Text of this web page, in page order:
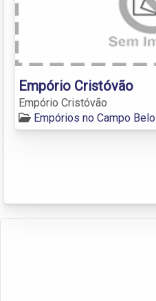
Empório Cristóvão
Empório Cristóvão
Empórios no Campo Belo